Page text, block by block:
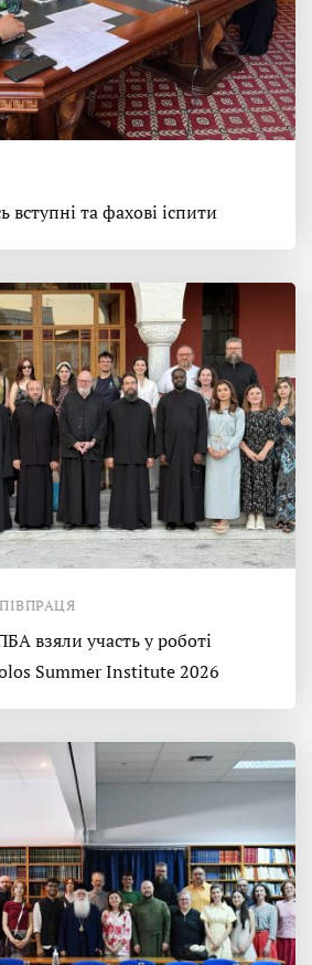
та фахові іспити
взяли участь у роботі
Summer Institute 2026